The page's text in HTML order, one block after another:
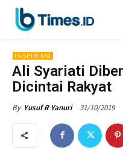
INSPIRING
Ali Syariati
Dicintai Rakyat
By Yusuf R Yanuri 31/10/2019